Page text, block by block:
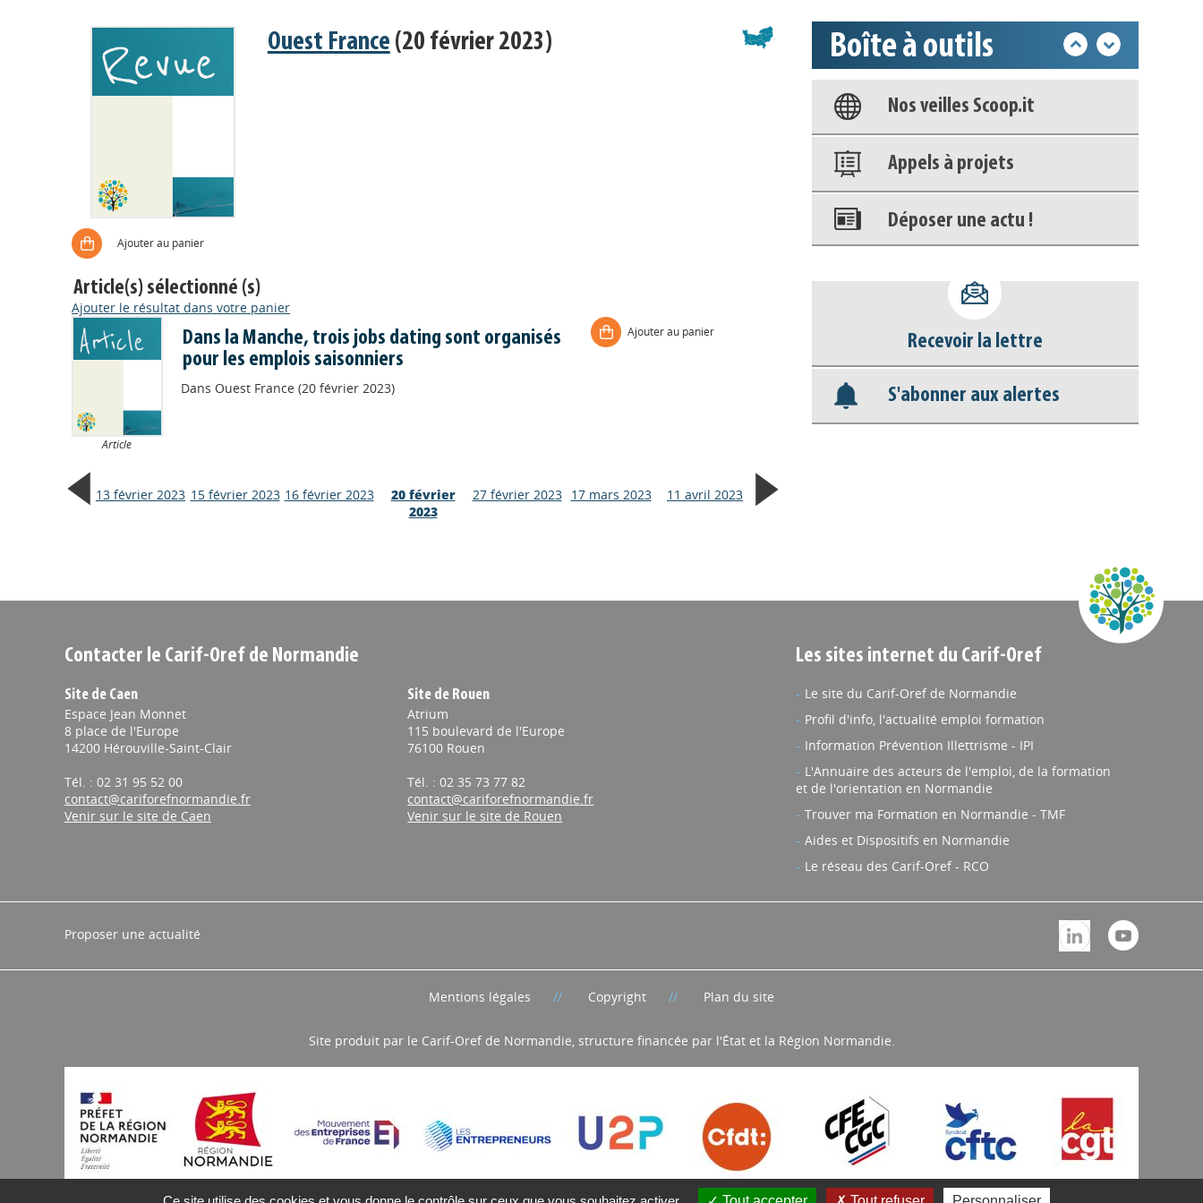
Ajouter au panier
Ouest France (20 février 2023)
Article(s) sélectionné (s)
Ajouter le résultat dans votre panier
Article
Dans la Manche, trois jobs dating sont organisés
pour les emplois saisonniers
Dans Ouest France (20 février 2023)
Ajouter au panier
13 février 2023 15 février 2023 16 février 2023
20 février
2023
27 février 2023 17 mars 2023 11 avril 2023
Boîte à outils
Base documentaire
Nos veilles Scoop.it
Appels à projets
Déposer une actu !
déconnecter)
Base documentaire
Nos veilles Scoop.it
Recevoir la lettre
S'abonner aux alertes
Contacter le Carif-Oref de Normandie
Site de Caen
Espace Jean Monnet
8 place de l'Europe
14200 Hérouville-Saint-Clair
Tél. : 02 31 95 52 00
contact@cariforefnormandie.fr
Venir sur le site de Caen
Site de Rouen
Atrium
115 boulevard de l'Europe
76100 Rouen
Tél. : 02 35 73 77 82
contact@cariforefnormandie.fr
Venir sur le site de Rouen
Les sites internet du Carif-Oref
Le site du Carif-Oref de Normandie
Profil d'info, l'actualité emploi formation
Information Prévention Illettrisme - IPI
L'Annuaire des acteurs de l'emploi, de la formation
et de l'orientation en Normandie
Trouver ma Formation en Normandie - TMF
Aides et Dispositifs en Normandie
Le réseau des Carif-Oref - RCO
Proposer une actualité
Mentions légales Copyright Plan du site
Site produit par le Carif-Oref de Normandie, structure financée par l'État et la Région Normandie.